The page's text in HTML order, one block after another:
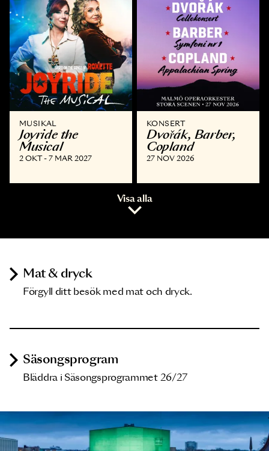
MUSIKAL
Joyride the
Musical
2 OKT - 7 MAR 2027
KONSERT
Dvořák, Barber,
Copland
27 NOV 2026
Visa alla
Mat & dryck
Förgyll ditt besök med mat och dryck.
Säsongsprogram
Bläddra i Säsongsprogrammet 26/27